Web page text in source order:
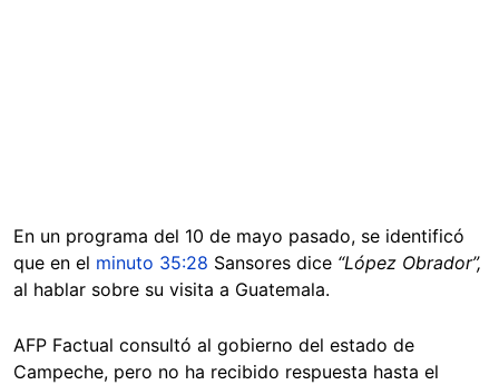
En un programa del 10 de mayo pasado, se identificó
que en el minuto 35:28 Sansores dice “López Obrador”,
al hablar sobre su visita a Guatemala.
AFP Factual consultó al gobierno del estado de
Campeche, pero no ha recibido respuesta hasta el